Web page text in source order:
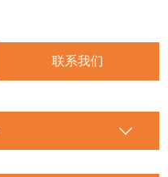
联系我们